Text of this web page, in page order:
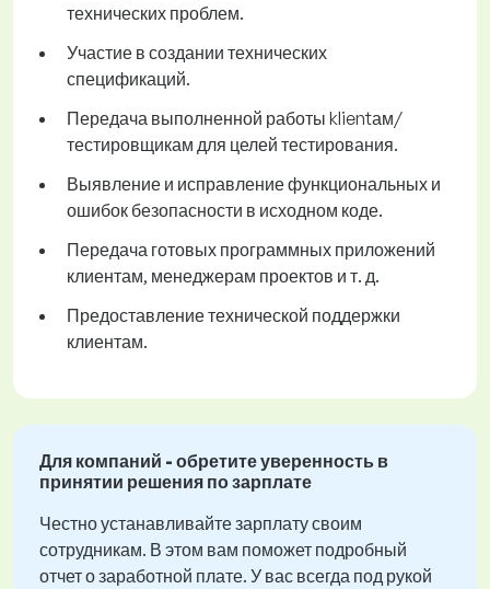
технических проблем.
Участие в создании технических
спецификаций.
Передача выполненной работы klientам/
тестировщикам для целей тестирования.
Выявление и исправление функциональных и
ошибок безопасности в исходном коде.
Передача готовых программных приложений
клиентам, менеджерам проектов и т. д.
Предоставление технической поддержки
клиентам.
Для компаний - обретите уверенность в
принятии решения по зарплате
Честно устанавливайте зарплату своим
сотрудникам. В этом вам поможет подробный
отчет о заработной плате. У вас всегда под рукой